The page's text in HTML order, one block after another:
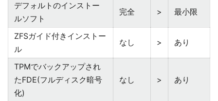
デフォルトのインストー
ルソフト
完全 > 最小限
ZFSガイド付きインストー
ル
なし > あり
TPMでバックアップされ
たFDE(フルディスク暗号
化)
なし > あり